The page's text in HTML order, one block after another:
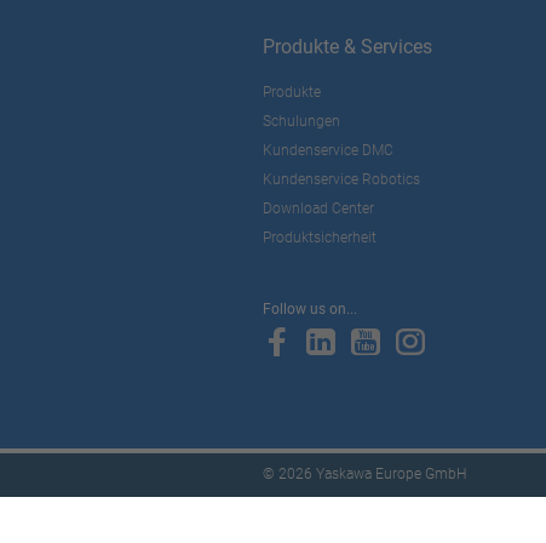
Produkte & Services
Produkte
Schulungen
Kundenservice DMC
Kundenservice Robotics
Download Center
Produktsicherheit
Follow us on...
© 2026 Yaskawa Europe GmbH